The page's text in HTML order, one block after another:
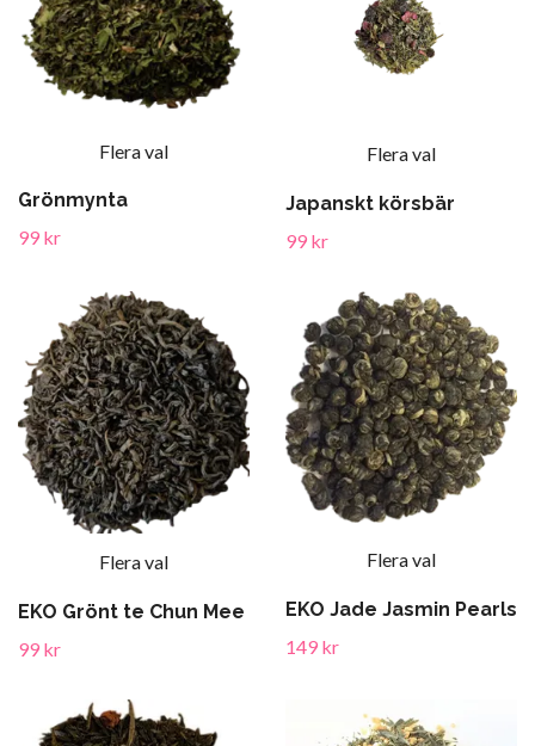
Flera val
Grönmynta
99 kr
Flera val
Japanskt körsbär
99 kr
Flera val
EKO Grönt te Chun Mee
99 kr
Flera val
EKO Jade Jasmin Pearls
149 kr